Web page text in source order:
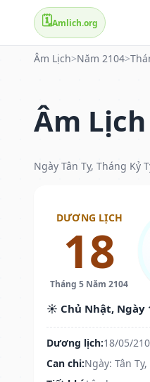
🗓️Amlich.org
Âm Lịch>Năm 2104>
Âm
Ngày Tân Tỵ, Tháng Kỷ
DƯƠNG LỊCH
18
Tháng 5 Năm 2104
☀️ Chủ Nhật, Ngày
Dương lịch:18/05/
Can chi:Ngày: Tân